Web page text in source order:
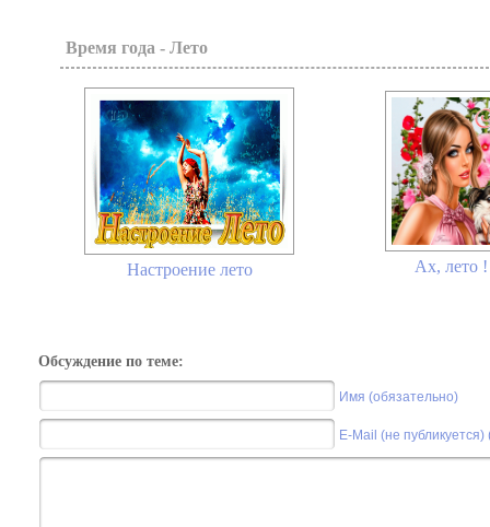
Время года - Лето
Настроение лето Ах, лето
Обсуждение по теме:
Имя (обязательно)
E-Mail (не